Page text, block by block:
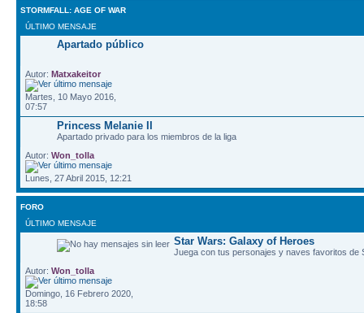
STORMFALL: AGE OF WAR
ÚLTIMO MENSAJE
Apartado público
Autor: Matxakeitor
Martes, 10 Mayo 2016,
07:57
Princess Melanie II
Apartado privado para los miembros de la liga
Autor: Won_tolla
Lunes, 27 Abril 2015, 12:21
FORO
ÚLTIMO MENSAJE
Star Wars: Galaxy of Heroes
Juega con tus personajes y naves favoritos
Autor: Won_tolla
Domingo, 16 Febrero 2020,
18:58